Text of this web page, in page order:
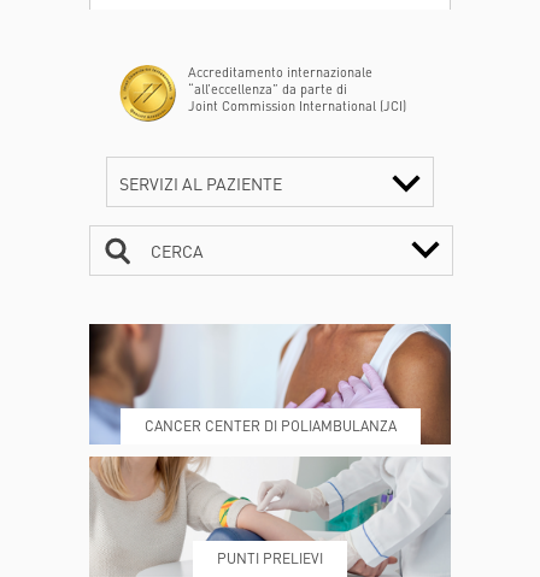
Accreditamento internazionale
“all’eccellenza” da parte di
Joint Commission International (JCI)
SERVIZI AL PAZIENTE
DOVE SIAMO ESAMI E VISITE
CERCA
CANCER CENTER DI POLIAMBULANZA
PUNTI PRELIEVI